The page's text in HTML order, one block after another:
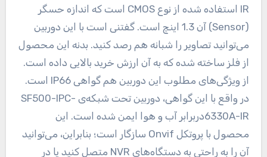
IR استفاده شده از نوع CMOS است که اندازه حسگر
(Sensor) آن 1.3 اینچ است. گفتنی است با این دوربین
می‌توانید تصاویر را شبانه هم رصد کنید. بدنه این محصول
از فلز ساخته شده که به آن ارزش خرید بالایی داده است.
از ویژگی‌های مطلوب این دوربین هم گواهی IP66 است.
در واقع با این گواهی، دوربین تحت شبکه‌ی SF500-IPC-
6330A-IRدربرابر آب و هوا ایمن شده است. این
محصول با پروتکل Onvif سازگار است؛ بنابراین، می‌توانید
آن را به راحتی به دستگاه‌های NVR متصل کنید یا در